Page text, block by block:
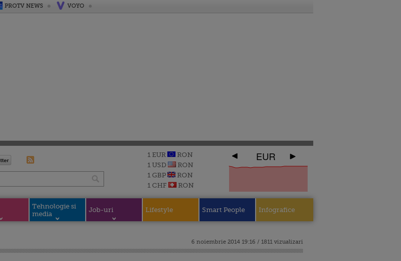
PROTV NEWS VOYO
1 EUR
RON
1 USD
RON
1 GBP
RON
1 CHF
RON
EUR
Tehnologie si
media
Job-uri Lifestyle Smart People Infografice
6 noiembrie 2014 19:16 / 1811 vizualizari